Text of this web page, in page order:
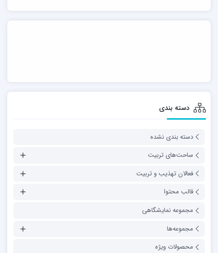
دسته بندی
دسته بندی نشده
ساحت‌های تربیت
فعالان تهذیب و تربیت
قالب محتوا
مجموعه نمایشگاهی
مجموعه‌ها
محصولات ویژه